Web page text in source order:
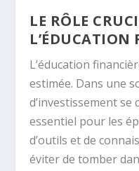
LE RÔLE
L’ÉDUCATION
L’éducation
estimée. Dans une
d’investissement
essentiel pour les
d’outils et de
éviter de tomber